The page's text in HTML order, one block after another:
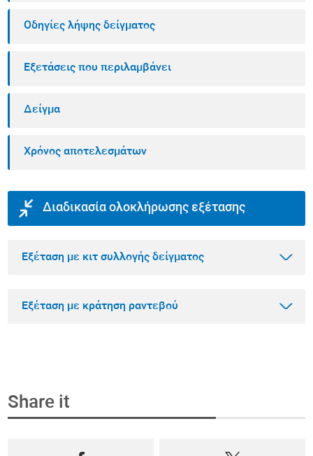
Οδηγίες λήψης δείγματος
Εξετάσεις που περιλαμβάνει
Δείγμα
Χρόνος αποτελεσμάτων
Διαδικασία ολοκλήρωσης εξέτασης
Εξέταση με κιτ συλλογής δείγματος
Επιλέξτε την εξέταση που θέλετε να κάνετε
Εξέταση με κράτηση ραντεβού
Βήμα 1
Share it